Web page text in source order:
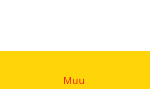
Muu